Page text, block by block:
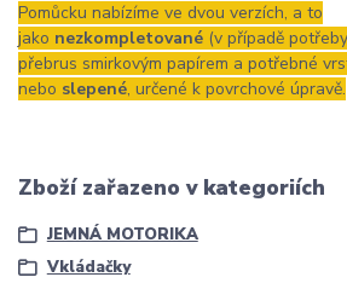
Pomůcku nabízíme ve dvou verzích, a to
jako nezkompletované (v případě
přebrus smirkovým papírem a potřebné
nebo slepené, určené k povrchové úpravě.
Zboží zařazeno v kategoriích
JEMNÁ MOTORIKA
Vkládačky